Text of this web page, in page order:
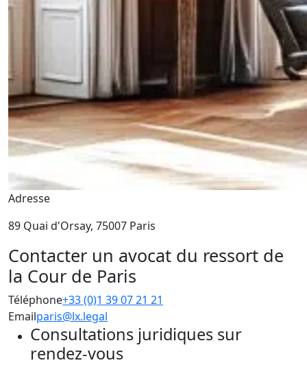
Adresse
89 Quai d'Orsay, 75007 Paris
Contacter un avocat du ressort de
la Cour de Paris
Téléphone+33 (0)1 39 07 21 21
Emailparis@lx.legal
Consultations juridiques sur
rendez-vous